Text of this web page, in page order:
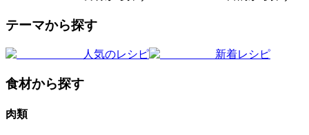
テーマから探す
人気のレシピ 新着レシピ
食材から探す
肉類